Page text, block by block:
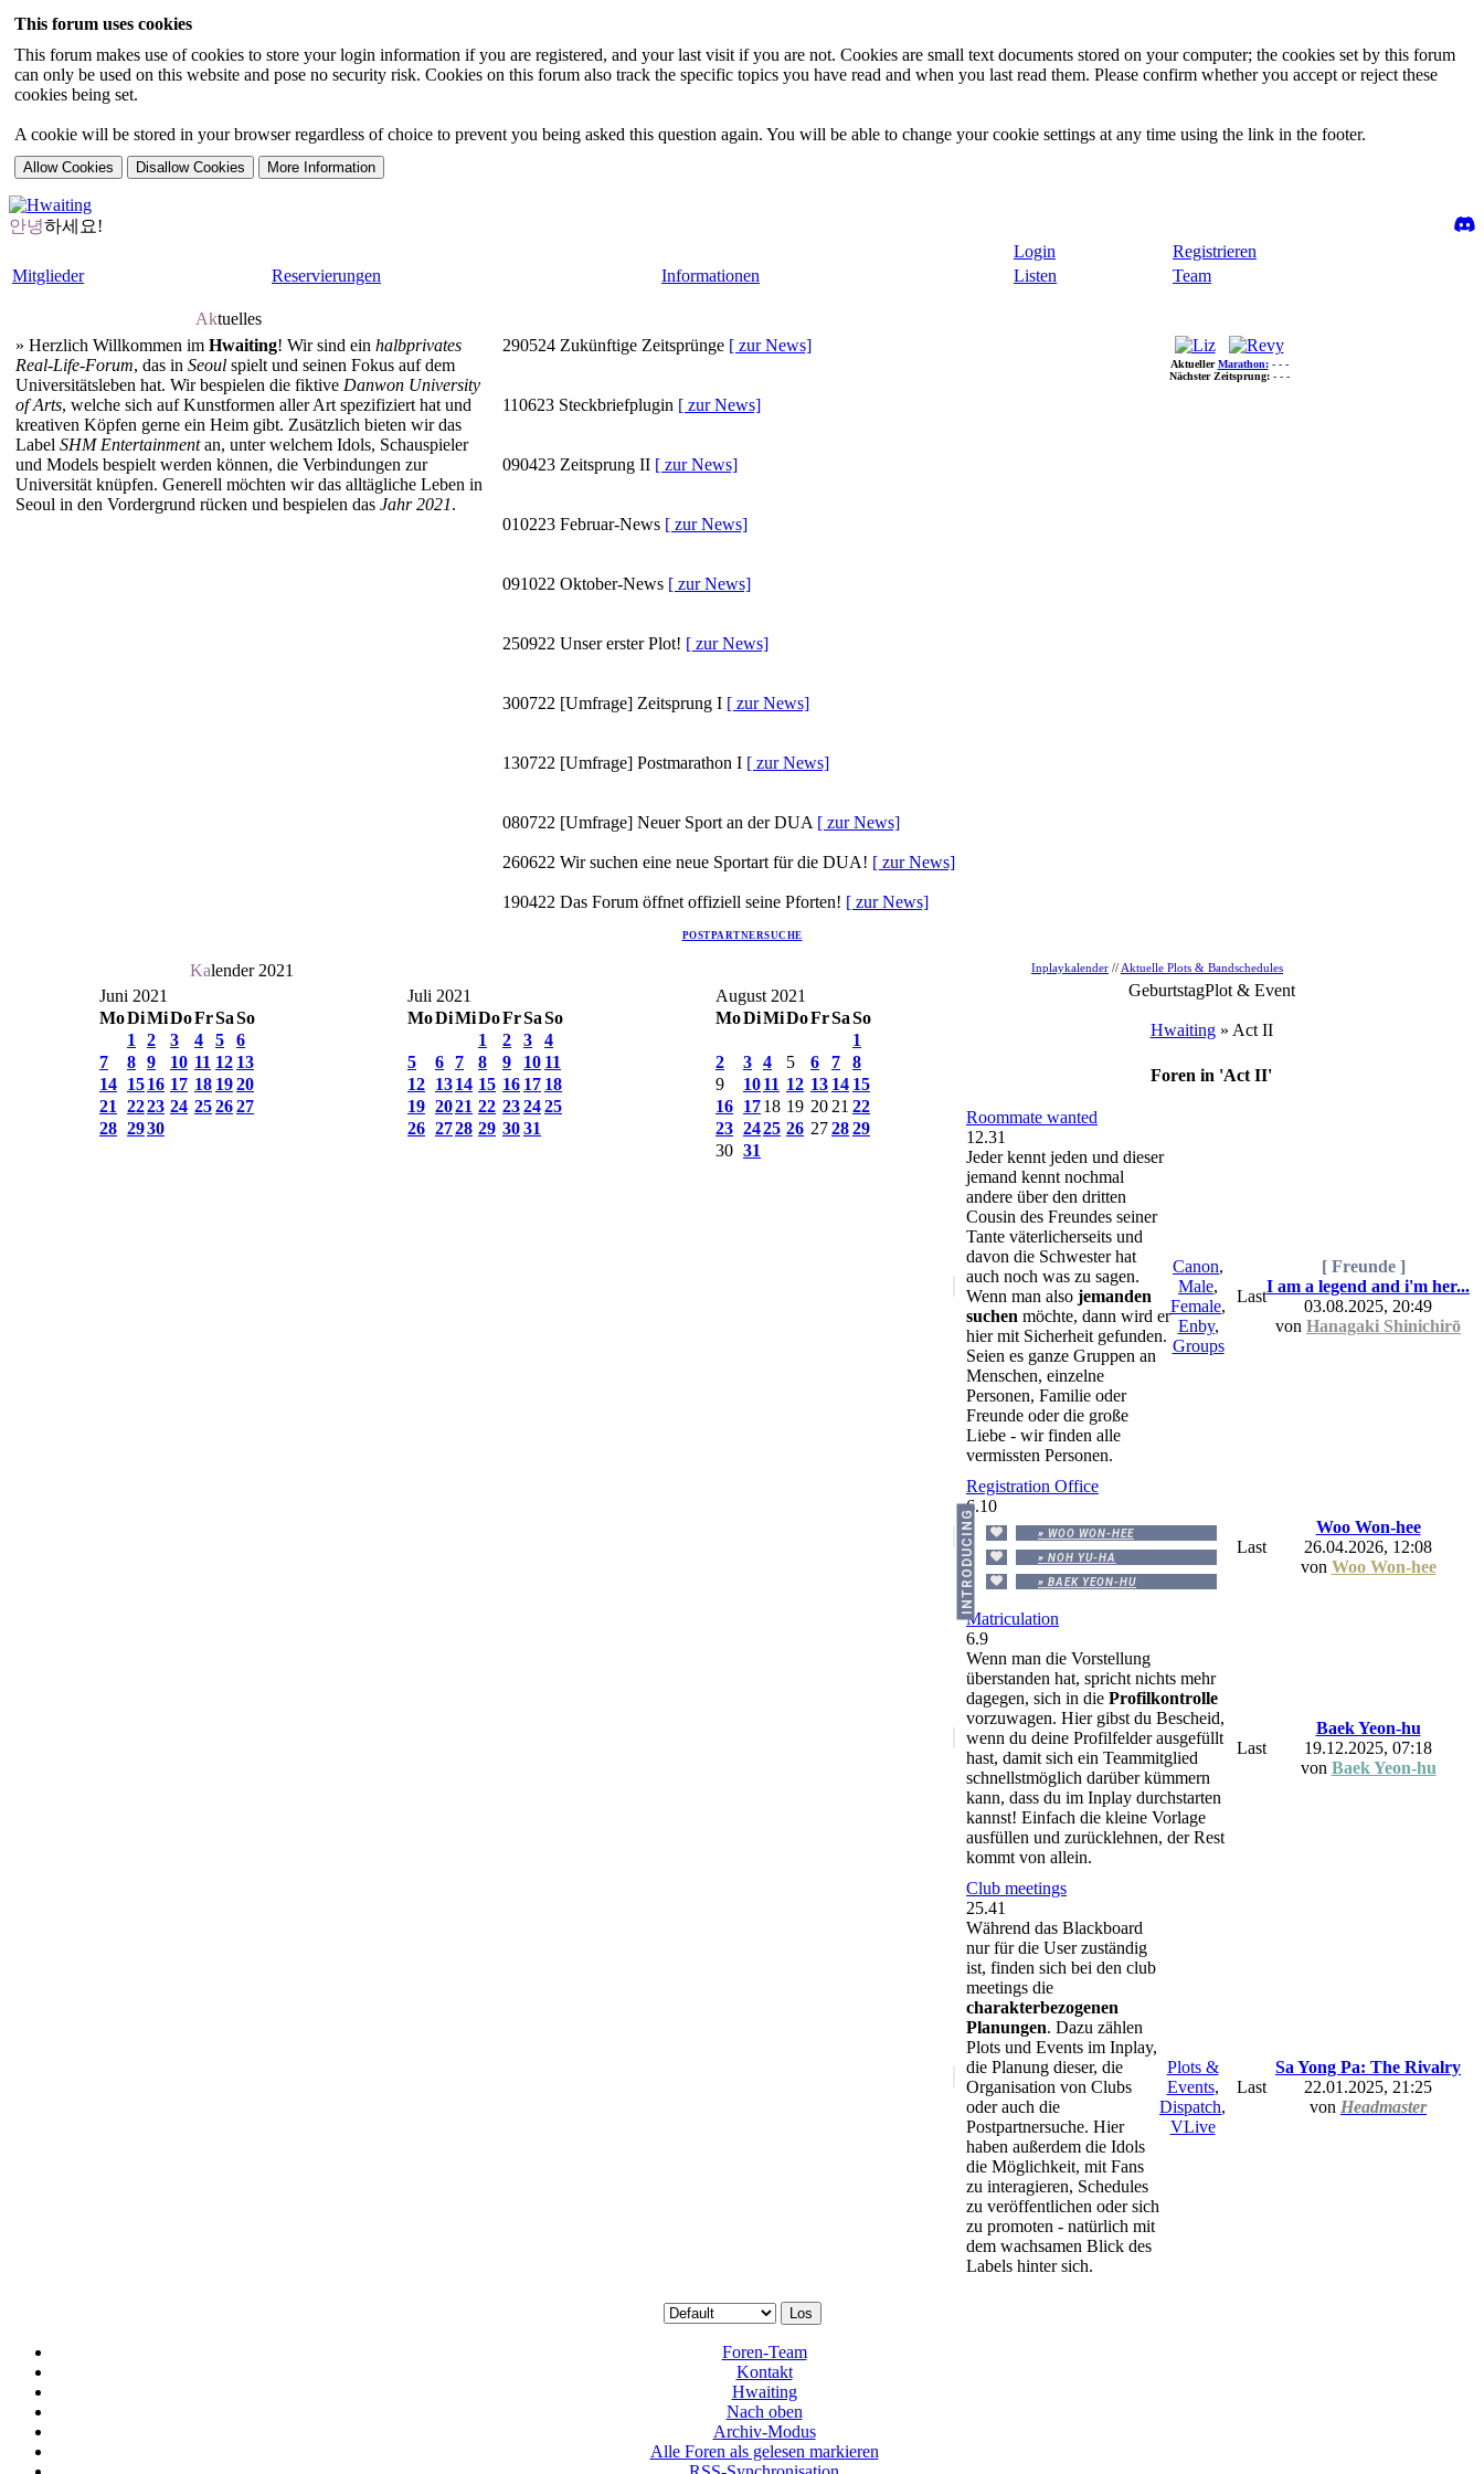
This forum uses cookies
This forum makes use of cookies to store your login information if you are registered, and your last visit if you are not. Cookies are small text documents stored on your computer; the cookies set by this forum
can only be used on this website and pose no security risk. Cookies on this forum also track the specific topics you have read and when you last read them. Please confirm whether you accept or reject these
cookies being set.
A cookie will be stored in your browser regardless of choice to prevent you being asked this question again. You will be able to change your cookie settings at any time using the link in the footer.
안녕하세요!
Login
Registrieren
Mitglieder
Reservierungen Informationen Listen Team
Aktuelles
» Herzlich Willkommen im Hwaiting! Wir sind ein halbprivates
Real-Life-Forum, das in Seoul spielt und seinen Fokus auf dem
Universitätsleben hat. Wir bespielen die fiktive Danwon University
of Arts, welche sich auf Kunstformen aller Art spezifiziert hat und
kreativen Köpfen gerne ein Heim gibt. Zusätzlich bieten wir das
Label SHM Entertainmentan, unter welchem Idols, Schauspieler
und Models bespielt werden können, die Verbindungen zur
Universität knüpfen. Generell möchten wir das alltägliche Leben in
Seoul in den Vordergrund rücken und bespielen das Jahr 2021.
290524 Zukünftige Zeitsprünge [ zur News]
110623 Steckbriefplugin [ zur News]
090423 Zeitsprung II [ zur News]
010223 Februar-News [ zur News]
091022 Oktober-News [ zur News]
250922 Unser erster Plot! [ zur News]
300722 [Umfrage] Zeitsprung I [ zur News]
130722 [Umfrage] Postmarathon I [ zur News]
080722 [Umfrage] Neuer Sport an der DUA [ zur News]
260622 Wir suchen eine neue Sportart für die DUA! [ zur News]
190422 Das Forum öffnet offiziell seine Pforten! [ zur News]
AktuellerMarathon:- - -
Nächster Zeitsprung:- - -
POSTPARTNERSUCHE
Kalender 2021 Inplaykalender // Aktuelle Plots & Bandschedules
Juni 2021
MoDiMiDoFrSaSo
1
2 3 4 5
6
7
8 9 10 11 12 13
14 1516 17 18 1920
21
2223 24 252627
28 2930
Juli 2021
MoDiMiDoFrSaSo
1
2 3
4
5
6 7 8 9 10 11
12 1314 15 16 17 18
19 2021 22 232425
26 2728 29 3031
August 2021
MoDiMiDoFrSaSo
1
2
3 4 5 6 7
8
9
1011 12 13 14 15
16 1718 19 20 21 22
23 2425 26 272829
30 31
GeburtstagPlot & Event
Hwaiting » Act II
Foren in 'Act II'
Roommate wanted
12.31
Jeder kennt jeden und dieser
jemand kennt nochmal
andere über den dritten
Cousin des Freundes seiner
Tante väterlicherseits und
davon die Schwester hat
auch noch was zu sagen.
Wenn man also jemanden
suchen möchte, dann wird er
hier mit Sicherheit gefunden.
Seien es ganze Gruppen an
Menschen, einzelne
Personen, Familie oder
Freunde oder die große
Liebe - wir finden alle
vermissten Personen.
Canon,
Male,
Female,
Enby,
Groups
Last
[ Freunde ]
I am a legend and i'm her...
03.08.2025, 20:49
von Hanagaki Shinichirō
Registration Office
6.10
INTRODUCING
» WOO WON-HEE
» NOH YU-HA
» BAEK YEON-HU
Last
Woo Won-hee
26.04.2026, 12:08
von Woo Won-hee
Matriculation
6.9
Wenn man die Vorstellung
überstanden hat, spricht nichts mehr
dagegen, sich in die Profilkontrolle
vorzuwagen. Hier gibst du Bescheid,
wenn du deine Profilfelder ausgefüllt
hast, damit sich ein Teammitglied
schnellstmöglich darüber kümmern
kann, dass du im Inplay durchstarten
kannst! Einfach die kleine Vorlage
ausfüllen und zurücklehnen, der Rest
kommt von allein.
Last
Baek Yeon-hu
19.12.2025, 07:18
von Baek Yeon-hu
Club meetings
25.41
Während das Blackboard
nur für die User zuständig
ist, finden sich bei den club
meetings die
charakterbezogenen
Planungen. Dazu zählen
Plots und Events im Inplay,
die Planung dieser, die
Organisation von Clubs
oder auch die
Postpartnersuche. Hier
haben außerdem die Idols
die Möglichkeit, mit Fans
zu interagieren, Schedules
zu veröffentlichen oder sich
zu promoten - natürlich mit
dem wachsamen Blick des
Labels hinter sich.
Plots &
Events,
Dispatch,
VLive
Last
Sa Yong Pa: The Rivalry
22.01.2025, 21:25
von Headmaster
Foren-Team
Kontakt
Hwaiting
Nach oben
Archiv-Modus
Alle Foren als gelesen markieren